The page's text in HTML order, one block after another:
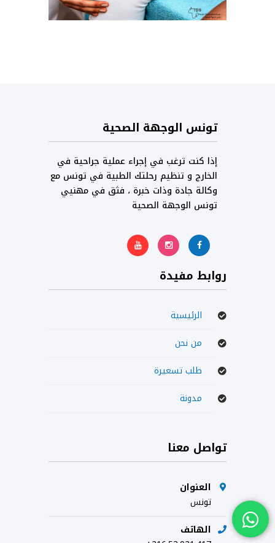
تونس الوجهة الصحية
إذا كنت ترغب في إجراء عملية جراحية في
الخارج و تنظيم رحلتك الطبية في تونس مع
وكالة جادة وذات خبرة ، فثق في مهنيي
تونس الوجهة الصحية
روابط مفيدة
الرئيسية
من نحن
طلب تسعيرة
مدونة
تواصل معنا
العنوان
تونس
الهاتف